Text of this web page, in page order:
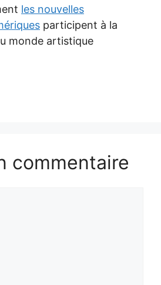
les nouvelles
participent à la
monde artistique
commentaire